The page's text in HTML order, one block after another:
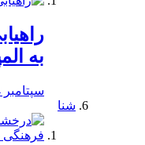
به
سپتامبر 24, 2019
شنا